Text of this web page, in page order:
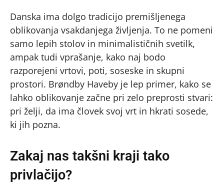
Danska ima dolgo tradicijo premišljenega
oblikovanja vsakdanjega življenja. To ne pomeni
samo lepih stolov in minimalističnih svetilk,
ampak tudi vprašanje, kako naj bodo
razporejeni vrtovi, poti, soseske in skupni
prostori. Brøndby Haveby je lep primer, kako se
lahko oblikovanje začne pri zelo preprosti stvari:
pri želji, da ima človek svoj vrt in hkrati sosede,
ki jih pozna.
Zakaj nas takšni kraji tako
privlačijo?